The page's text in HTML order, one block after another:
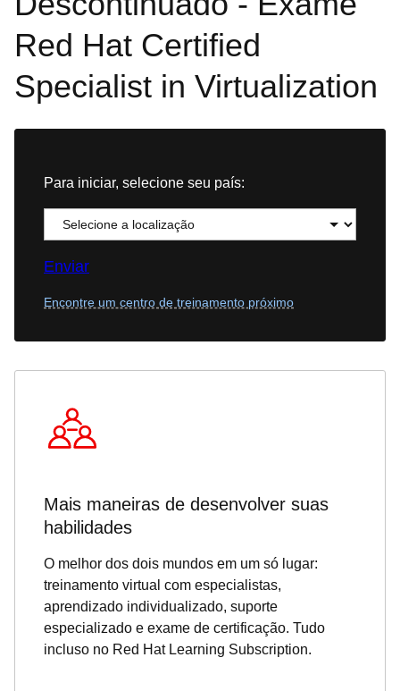
Red Hat Certified
Specialist in Virtualization
Para iniciar, selecione seu país:
Enviar
Encontre um centro de treinamento próximo
Mais maneiras de desenvolver suas
habilidades
O melhor dos dois mundos em um só lugar:
treinamento virtual com especialistas,
aprendizado individualizado, suporte
especializado e exame de certificação. Tudo
incluso no Red Hat Learning Subscription.